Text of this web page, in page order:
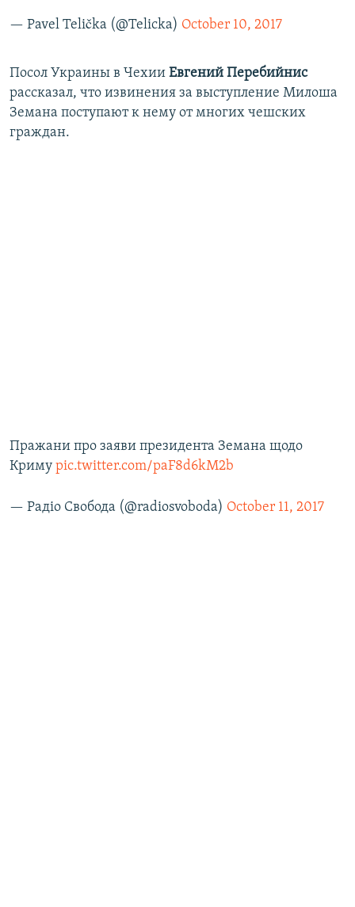
— Pavel Telička (@Telicka) October 10, 2017
Посол Украины в Чехии Евгений Перебийнис
рассказал, что извинения за выступление Милоша
Земана поступают к нему от многих чешских
граждан.
Пражани про заяви президента Земана щодо
Криму pic.twitter.com/paF8d6kM2b
— Радіо Свобода (@radiosvoboda) October 11, 2017